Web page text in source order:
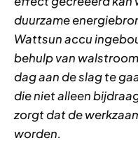
duurzame
Wattsun accu
behulp van
dag aan de slag te
die niet alleen
zorgt dat de
worden.